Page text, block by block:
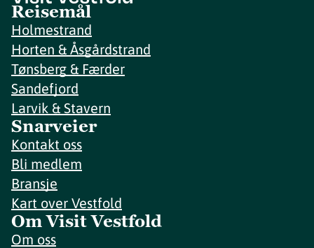
Reisemål
Holmestrand
Horten & Åsgårdstrand
Tønsberg & Færder
Sandefjord
Larvik & Stavern
Snarveier
Kontakt oss
Bli medlem
Bransje
Kart over Vestfold
Om Visit Vestfold
Om oss